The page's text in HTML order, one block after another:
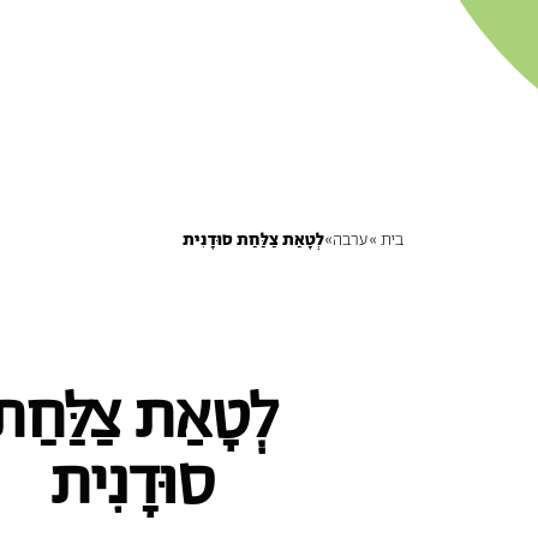
בית »ערבה»לְטָאַת צַלַּחַת סוּדָנִית
לְטָאַת
סוּדָנִית